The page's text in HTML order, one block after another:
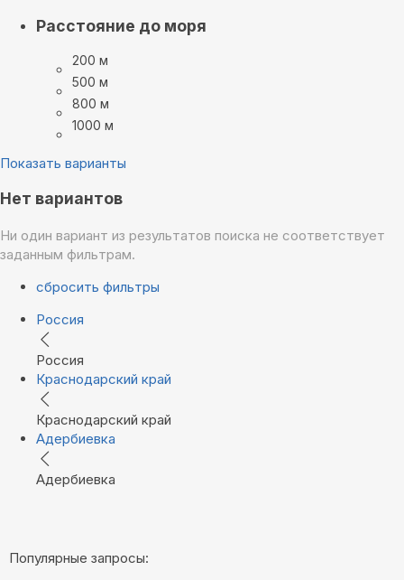
Расстояние до моря
200 м
500 м
800 м
1000 м
Показать варианты
Нет вариантов
Ни один вариант из результатов поиска не соответствует
заданным фильтрам.
сбросить фильтры
Россия
Россия
Краснодарский край
Краснодарский край
Адербиевка
Адербиевка
Популярные запросы: